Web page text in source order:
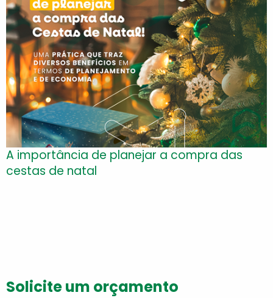
A importância de planejar a compra das
cestas de natal
Solicite um orçamento